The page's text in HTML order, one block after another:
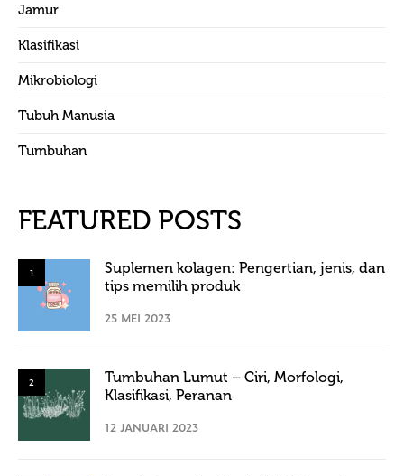
Jamur
Klasifikasi
Mikrobiologi
Tubuh Manusia
Tumbuhan
FEATURED POSTS
1
Suplemen kolagen: Pengertian, jenis, dan
tips memilih produk
25 MEI 2023
2
Tumbuhan Lumut – Ciri, Morfologi,
Klasifikasi, Peranan
12 JANUARI 2023